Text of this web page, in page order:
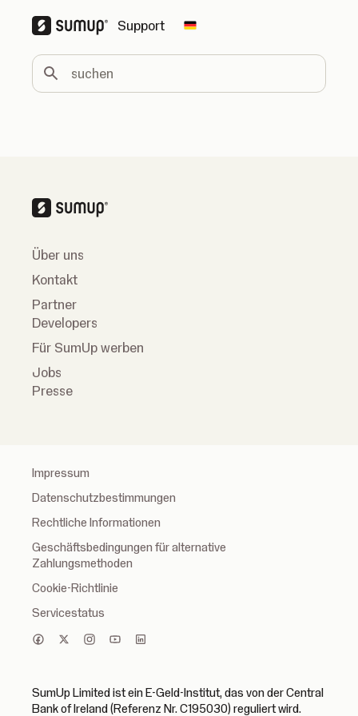
Support Change country
suchen
Über uns
Kontakt
Partner
Developers
Für SumUp werben
Jobs
Presse
Impressum
Datenschutzbestimmungen
Rechtliche Informationen
Geschäftsbedingungen für alternative
Zahlungsmethoden
Cookie-Richtlinie
Servicestatus
SumUp Limited ist ein E-Geld-Institut, das von der Central
Bank of Ireland (Referenz Nr. C195030) reguliert wird.